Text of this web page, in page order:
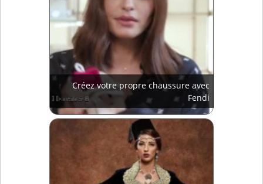
Créez votre propre chaussure avec
Fendi